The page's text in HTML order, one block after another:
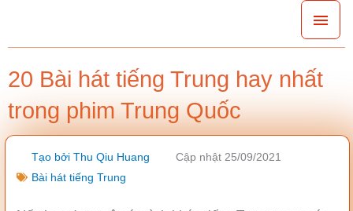
dung
20 Bài hát tiếng Trung hay nhất
trong phim Trung Quốc
Tạo bởi Thu Qiu Huang
Cập nhật 25/09/2021
Bài hát tiếng Trung